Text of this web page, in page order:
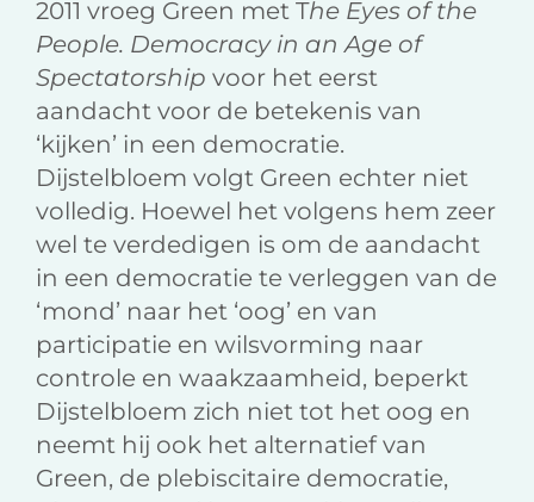
2011 vroeg Green met The Eyes of the
People. Democracy in an Age of
Spectatorship voor het eerst
aandacht voor de betekenis van
‘kijken’ in een democratie.
Dijstelbloem volgt Green echter niet
volledig. Hoewel het volgens hem zeer
wel te verdedigen is om de aandacht
in een democratie te verleggen van de
‘mond’ naar het ‘oog’ en van
participatie en wilsvorming naar
controle en waakzaamheid, beperkt
Dijstelbloem zich niet tot het oog en
neemt hij ook het alternatief van
Green, de plebiscitaire democratie,